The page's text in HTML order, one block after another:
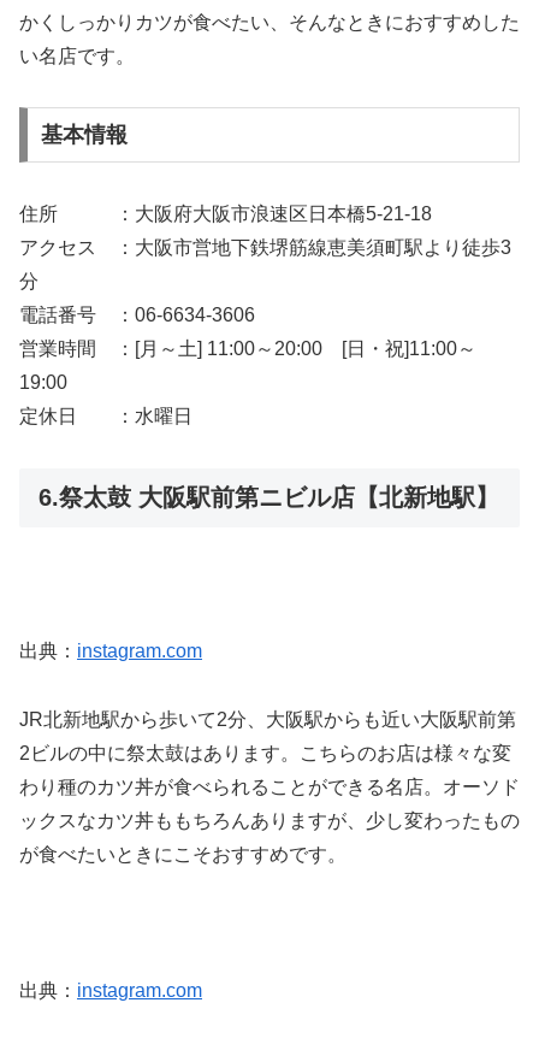
かくしっかりカツが食べたい、そんなときにおすすめした
い名店です。
基本情報
住所 ：大阪府大阪市浪速区日本橋5-21-18
アクセス ：大阪市営地下鉄堺筋線恵美須町駅より徒歩3
分
電話番号 ：06-6634-3606
営業時間 ：[月～土] 11:00～20:00 [日・祝]11:00～
19:00
定休日 ：水曜日
6.祭太鼓 大阪駅前第ニビル店【北新地駅】
出典： instagram.com
JR北新地駅から歩いて2分、大阪駅からも近い大阪駅前第
2ビルの中に祭太鼓はあります。こちらのお店は様々な変
わり種のカツ丼が食べられることができる名店。オーソド
ックスなカツ丼ももちろんありますが、少し変わったもの
が食べたいときにこそおすすめです。
出典： instagram.com